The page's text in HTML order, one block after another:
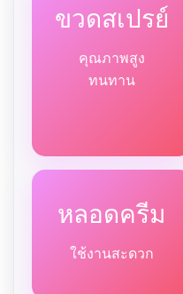
ขวดสเปรย์
คุณภาพสูง
ทนทาน
หลอดครีม
ใช้งานสะดวก